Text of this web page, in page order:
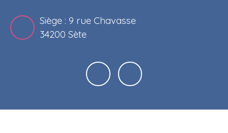
Siège : 9 rue Chavasse
34200 Sète